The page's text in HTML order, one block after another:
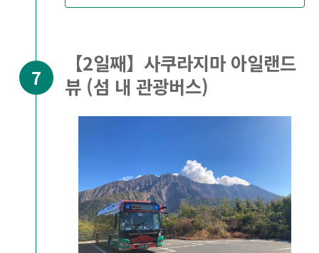
【2일째】사쿠라지마 아일랜드
뷰 (섬 내 관광버스)